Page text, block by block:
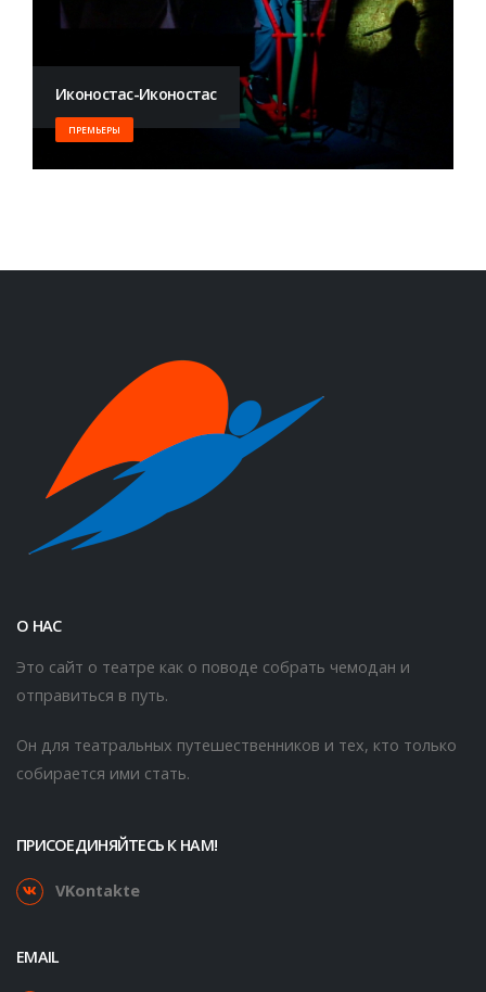
Иконостас-Иконостас
ПРЕМЬЕРЫ
О НАС
Это сайт о театре как о поводе собрать чемодан и
отправиться в путь.
Он для театральных путешественников и тех, кто только
собирается ими стать.
ПРИСОЕДИНЯЙТЕСЬ К НАМ!
VKontakte
EMAIL